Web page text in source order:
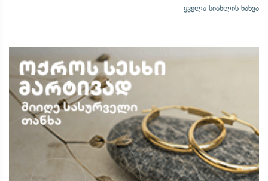
ყველა სიახლის ნახვა